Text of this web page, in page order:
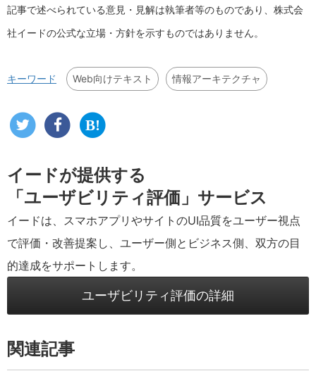
記事で述べられている意見・見解は執筆者等のものであり、株式会
社イードの公式な立場・方針を示すものではありません。
キーワード Web向けテキスト 情報アーキテクチャ
イードが提供する
「ユーザビリティ評価」サービス
イードは、スマホアプリやサイトのUI品質をユーザー視点
で評価・改善提案し、ユーザー側とビジネス側、双方の目
的達成をサポートします。
ユーザビリティ評価の詳細
関連記事